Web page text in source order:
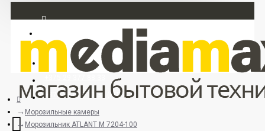
Регистрация
+375 33 673 17 31 (МТС)
Морозильные камеры
Морозильник ATLANT М 7204-100